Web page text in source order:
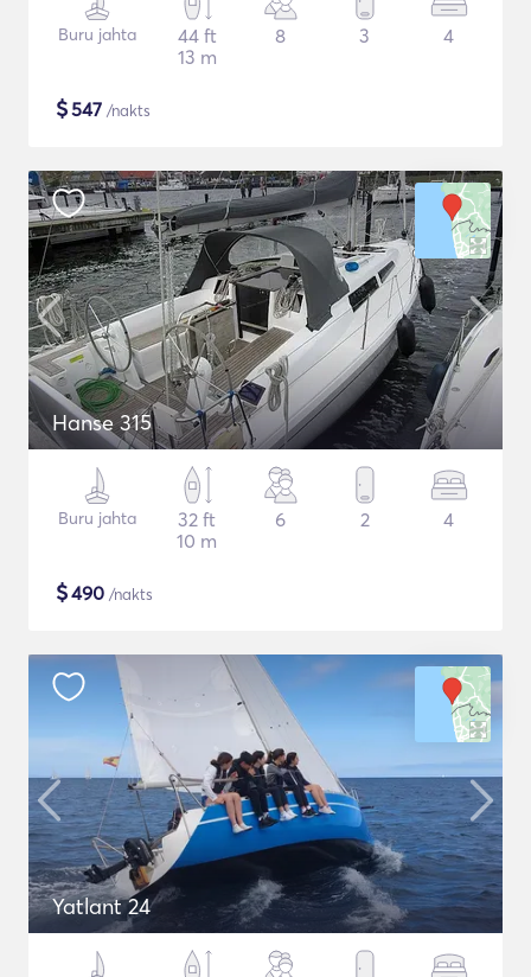
Buru jahta
44 ft
13 m
8 3 4
$547 /nakts
Hanse 315
Buru jahta
32 ft
10 m
6 2 4
$490 /nakts
Yatlant 24